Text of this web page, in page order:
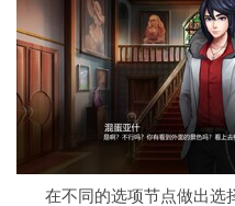
在不同的选项节点做出选